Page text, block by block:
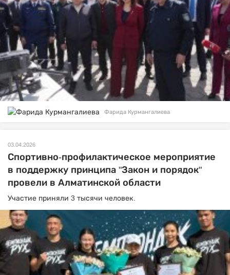
Фарида Курмангалиева
03.04.2026
Спортивно-профилактическое мероприятие
в поддержку принципа "Закон и порядок"
провели в Алматинской области
Участие приняли 3 тысячи человек.